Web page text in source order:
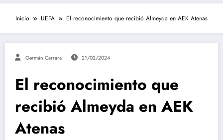
Inicio UEFA El reconocimiento que recibió Almeyda en AEK Atenas
Germán Carrara 21/02/2024
El reconocimiento que
recibió Almeyda en AEK
Atenas